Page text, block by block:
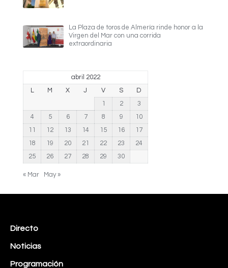
La Plaza de toros de Almería rinde honor a la
Virgen del Mar con una corrida
extraordinaria
abril 2022
L
M X J V S
D
1
2
3
4
5 6 7 8 9
10
11
12 13 14 15 16
17
18
19 20 21 22 23
24
25
26 27 28 29 30
« Mar May »
Directo
Noticias
Programación